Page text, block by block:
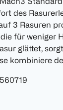
des
3 Rasuren
für weniger
glättet,
kombiniere
560719